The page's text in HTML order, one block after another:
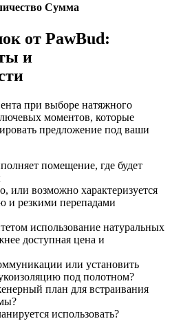
Сумма
от PawBud:
и
при выборе натяжного
моментов, которые
предложение под ваши
помещение, где будет
или возможно характеризуется
и резкими перепадами
использование натуральных
доступная цена и
или установить
под полотном?
план для встраивания
использовать?